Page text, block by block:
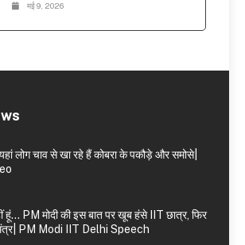
मई 9, 2026
लोग चाव से खा रहे हैं कोबरा के पकौड़े और समोसे|
हूं… PM मोदी की इस बात पर खूब हंसे IIT छात्र, फिर
मंत्र| PM Modi IIT Delhi Speech